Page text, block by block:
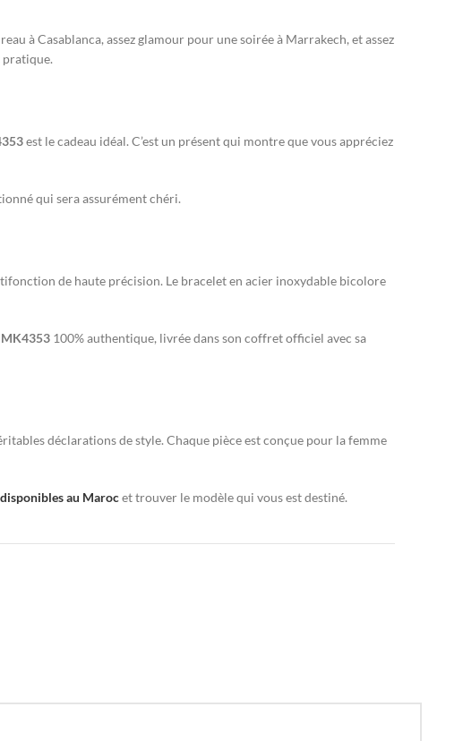
à Casablanca, assez glamour pour une soirée à Marrakech, et assez
pratique.
est le cadeau idéal. C’est un présent qui montre que vous appréciez
qui sera assurément chéri.
de haute précision. Le bracelet en acier inoxydable bicolore
100% authentique, livrée dans son coffret officiel avec sa
déclarations de style. Chaque pièce est conçue pour la femme
au Marocet trouver le modèle qui vous est destiné.